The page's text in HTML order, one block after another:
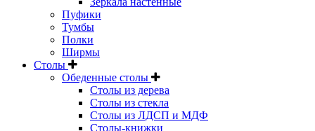
Пуфики
Тумбы
Полки
Ширмы
Столы
Обеденные столы
Столы из дерева
Столы из стекла
Столы из ЛДСП и МДФ
Столы-книжки